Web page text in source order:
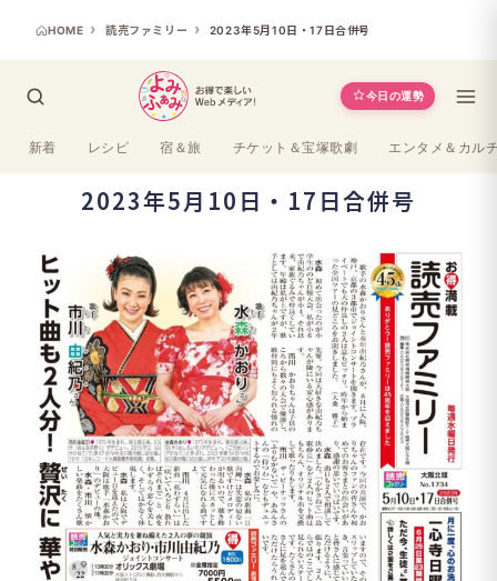
HOME 読売ファミリー 2023年5月10日・17日合併号
今日の運勢
新着 レシピ 宿＆旅 チケット＆宝塚歌劇 エンタメ＆カル
2023年5月10日・17日合併号